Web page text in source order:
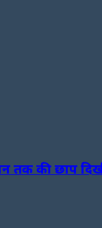
तक की छाप